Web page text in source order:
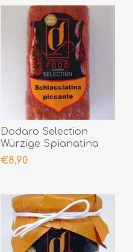
Dodaro Selection
Würzige Spianatina
300gr
€8,90